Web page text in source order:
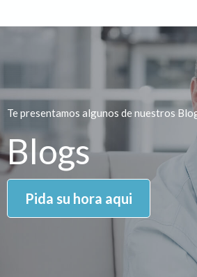
Te presentamos algunos de nuestros
Blogs
Pida su hora aqui